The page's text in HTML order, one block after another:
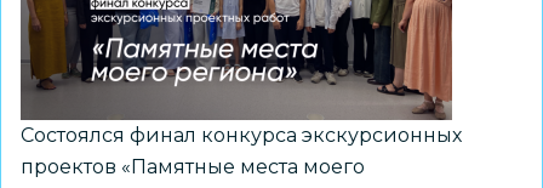
Память,
отражённая
поколениями»
Состоялся финал конкурса экскурсионных
проектов «Памятные места моего